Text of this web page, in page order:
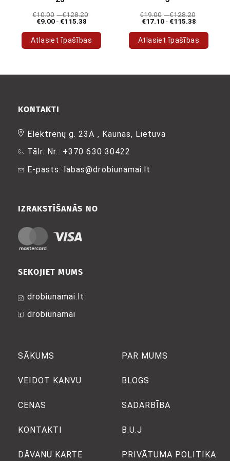
€10.00 -€128.20
€9.00-€115.38
Atlasiet īpašības
ir
izvēlēties
produkta
lapā
€19.00 -€128.20
€17.10-€115.38
Atlasiet īpašības
ir
SĀKUMS
VEIDOT KANVU
CENAS
KONTAKTI
DĀVANU KARTE
PAR MUMS
BLOGS
SADARBĪBA
B.U.J
PRIVĀTUMA POLITIKA
SEKOJIET MUMS
drobiunamai.lt
drobiunamai
IZRAKSTĪŠANĀS NO
KONTAKTI
Elektrėnų g. 23A , Kaunas, Lietuva
Tālr. Nr.: +370 630 30422
E-pasts: labas@drobiunamai.lt